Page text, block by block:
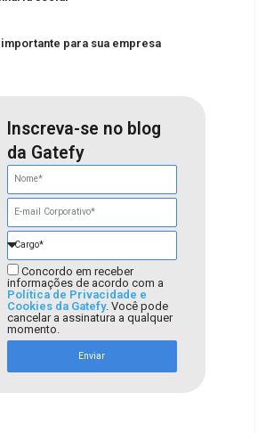
para sua empresa
Inscreva-se no blog
da Gatefy
Concordo em receber
informações de acordo com a
Política de Privacidade e
Cookies da Gatefy. Você pode
cancelar a assinatura a qualquer
momento.
Enviar